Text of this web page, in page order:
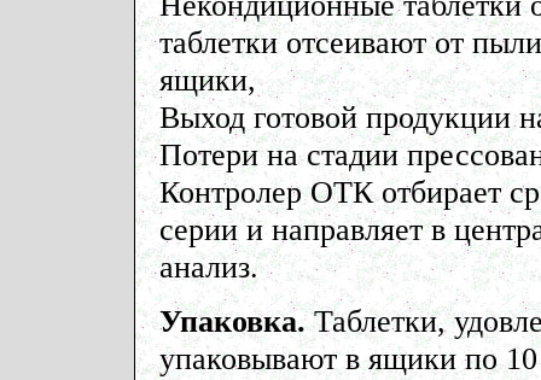
таблетки отсеивают от
ящики,
Выход готовой продукции
Потери на стадии
Контролер ОТК отбирает
серии и направляет в
анализ.
Упаковка.Таблетки,
упаковывают в ящики по 10